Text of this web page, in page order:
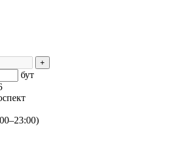
+
бут